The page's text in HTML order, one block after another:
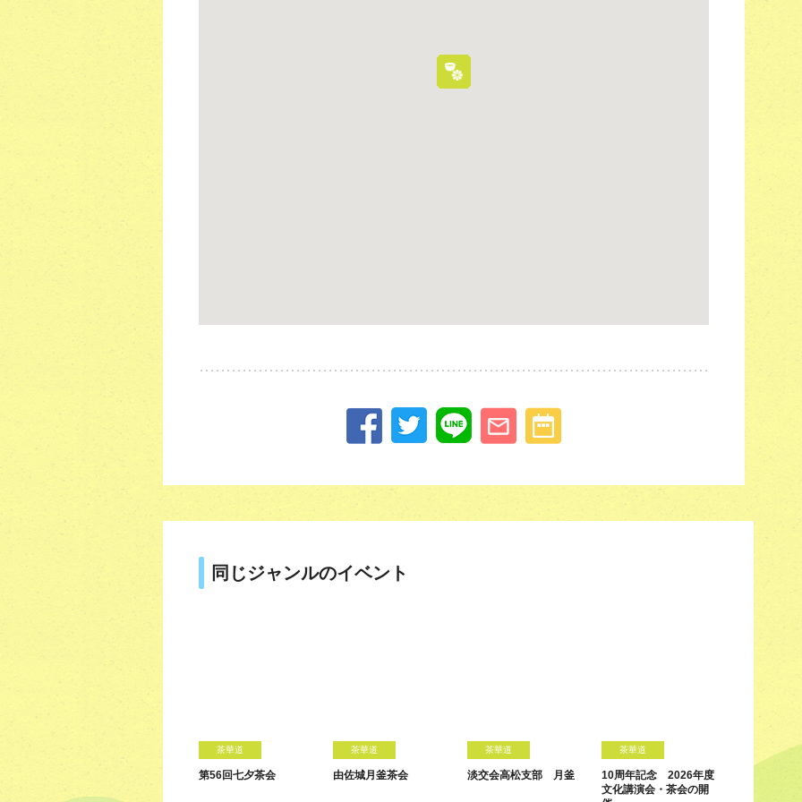
同じジャンルのイベント
茶華道
第56回七夕茶会
茶華道
由佐城月釜茶会
茶華道
淡交会高松支部 月釜
茶華道
10周年記念 2026年度
文化講演会・茶会の開